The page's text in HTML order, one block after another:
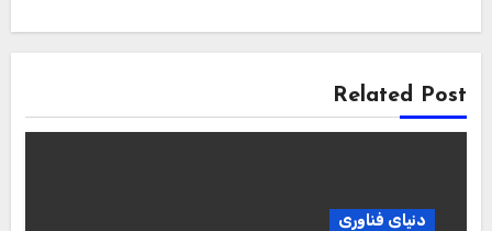
Related Post
دنیای فناوری